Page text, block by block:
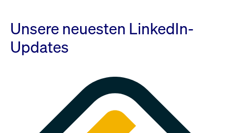
Unsere neuesten LinkedIn-
Updates